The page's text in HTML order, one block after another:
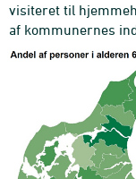
visiteret til
af kommunernes